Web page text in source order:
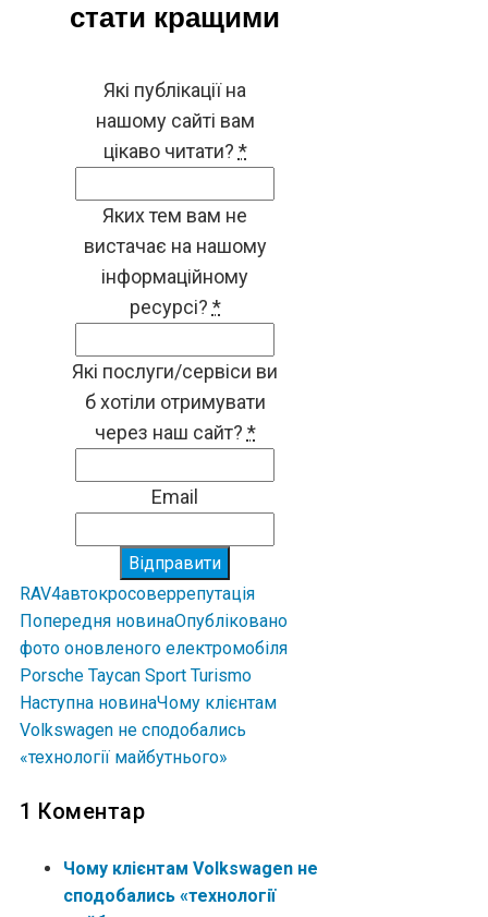
стати кращими
Які публікації на
нашому сайті вам
цікаво читати? *
Яких тем вам не
вистачає на нашому
інформаційному
ресурсі? *
Які послуги/сервіси ви
б хотіли отримувати
через наш сайт? *
Email
Відправити
RAV4автокросоверрепутація
Попередня новинаОпубліковано
фото оновленого електромобіля
Porsche Taycan Sport Turismo
Наступна новинаЧому клієнтам
Volkswagen не сподобались
«технології майбутнього»
1 Коментар
Чому клієнтам Volkswagen не
сподобались «технології